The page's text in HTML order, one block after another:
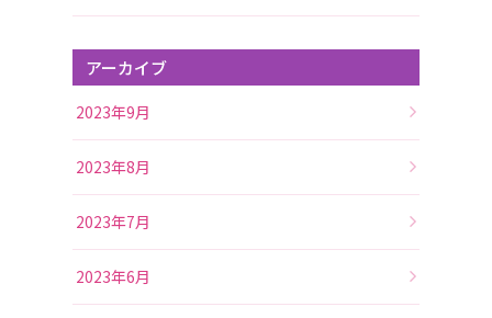
アーカイブ
2023年9月
2023年8月
2023年7月
2023年6月